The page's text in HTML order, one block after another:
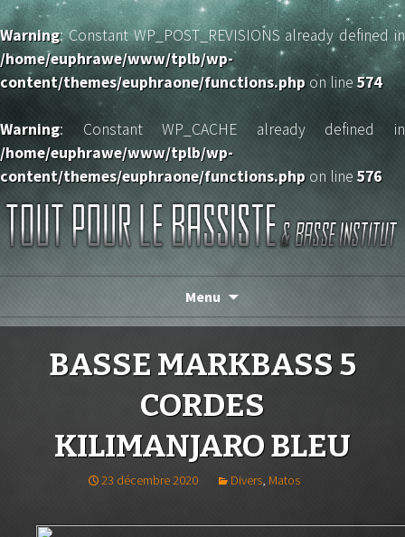
Warning: Constant WP_POST_REVISIONS already defined in
/home/euphrawe/www/tplb/wp-
content/themes/euphraone/functions.php on line 574
Warning: Constant WP_CACHE already defined in
/home/euphrawe/www/tplb/wp-
content/themes/euphraone/functions.php on line 576
TOUT POUR LE BASSISTE
Menu
BASSE MARKBASS 5
CORDES
KILIMANJARO BLEU
23 décembre 2020 Divers, Matos